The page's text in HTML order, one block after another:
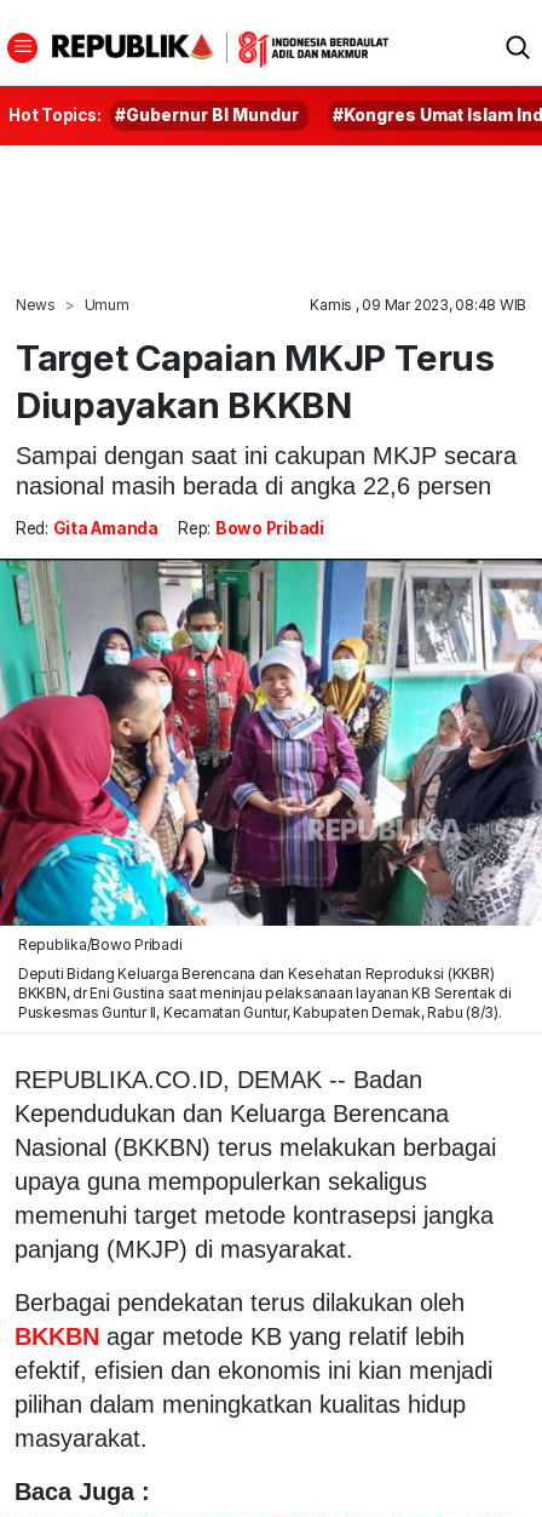
Hot Topics: #Gubernur BI Mundur #Kongres Umat Islam
News Umum Kamis , 09 Mar 2023, 08:48 WIB
Target Capaian MKJP Terus
Diupayakan BKKBN
Sampai dengan saat ini cakupan MKJP secara
nasional masih berada di angka 22,6 persen
Red: Gita Amanda Rep: Bowo Pribadi
Republika/Bowo Pribadi
Deputi Bidang Keluarga Berencana dan Kesehatan Reproduksi (KKBR)
BKKBN, dr Eni Gustina saat meninjau pelaksanaan layanan KB Serentak di
Puskesmas Guntur II, Kecamatan Guntur, Kabupaten Demak, Rabu (8/3).
REPUBLIKA.CO.ID, DEMAK -- Badan
Kependudukan dan Keluarga Berencana
Nasional (BKKBN) terus melakukan berbagai
upaya guna mempopulerkan sekaligus
memenuhi target metode kontrasepsi jangka
panjang (MKJP) di masyarakat.
Berbagai pendekatan terus dilakukan oleh
BKKBN agar metode KB yang relatif lebih
efektif, efisien dan ekonomis ini kian menjadi
pilihan dalam meningkatkan kualitas hidup
masyarakat.
Baca Juga :